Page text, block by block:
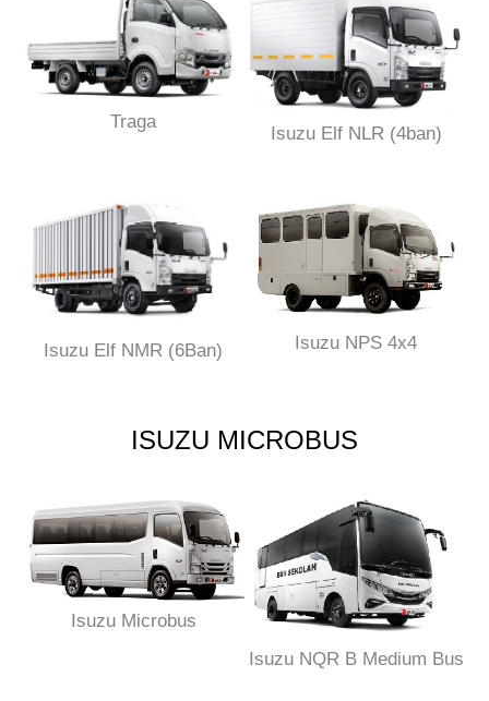
Traga
Isuzu Elf NLR (4ban)
Isuzu Elf NMR (6Ban) Isuzu NPS 4x4
ISUZU MICROBUS
Isuzu Microbus
Isuzu NQR B Medium Bus